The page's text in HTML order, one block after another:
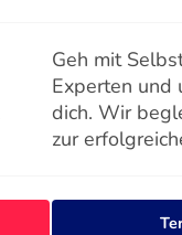
Geh mit
Experten und
dich. Wir
zur